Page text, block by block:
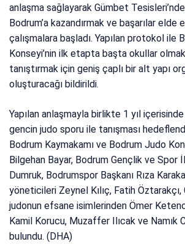
anlaşma sağlayarak Gümbet
Bodrum’a kazandırmak ve başarılar elde
çalışmalara başladı. Yapılan protokol ile
Konseyi’nin ilk etapta başta okullar
tanıştırmak için geniş çaplı bir alt yapı
oluşturacağı bildirildi.
Yapılan anlaşmayla birlikte 1 yıl
gencin judo sporu ile tanışması
Bodrum Kaymakamı ve Bodrum Judo
Bilgehan Bayar, Bodrum Gençlik ve Spor
Dumruk, Bodrumspor Başkanı Rıza
yöneticileri Zeynel Kılıç, Fatih Öztarakçı,
judonun efsane isimlerinden Ömer
Kamil Korucu, Muzaffer Ilıcak ve Namık
bulundu. (DHA)